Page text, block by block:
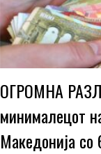
ОГРОМНА
минималецот
Македонија со